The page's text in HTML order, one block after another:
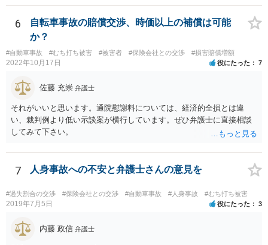
用者が被用者の選任及びその事業の監督について相当の注意をしたと
き、又は相当の注意をしても損害が生ずべきであったときは、この限
りでない。 会社側の言い分に付き合わず、会社側への請求をお考えな
さったほうがよろしいかもしれません。加害ドライバーの任意保険が
本件に使えるか、使おうとするかが定かではありませんので。「1年4
ヶ月のうちに4回も事故」の事実は、会社から加害ドライバーへの責任
転嫁のような発言ですが、上記ただし書との関連で言えば、会社側が
「相当の注意」をしていなかった証左でしょう。 今後の対応ですが、
事故証明書を速やかに取得すべきです。 病院で治療を受ける際、第三
者行為による傷病届を出す必要があります。 最終的にどこまで認めら
れるかという問題はありますが、事故後に事故に関連した支出に関し
6
自転車事故の賠償交渉、時価以上の補償は可能
か？
#自動車事故 #むち打ち被害 #被害者 #保険会社との交渉 #損害賠償増額
2022年10月17日 役にたった 7
佐藤 充崇 弁護士
それがいいと思います。通院慰謝料については、経済的全損とは違
い、裁判例より低い示談案が横行しています。ぜひ弁護士に直接相談
してみて下さい。
7 人身事故への不安と弁護士さんの意見を
#過失割合の交渉 #保険会社との交渉 #自動車事故 #人身事故 #むち打ち被害
2019年7月5日 役にたった 3
内藤 政信 弁護士